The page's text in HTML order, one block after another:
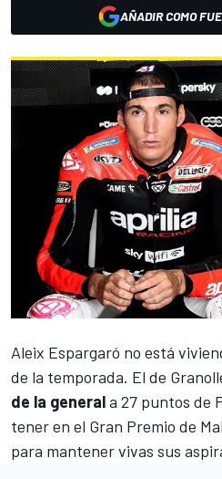
AÑADIR COMO
Aleix Espargaró no está
de la temporada. El de
de la generala 27 puntos de
tener en el Gran Premio de
para mantener vivas sus